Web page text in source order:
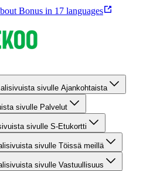
Bonus in 17 languages
sivulle Ajankohtaista
sivulle Palvelut
sivulle S-Etukortti
sivulle Töissä meillä
sivulle Vastuullisuus